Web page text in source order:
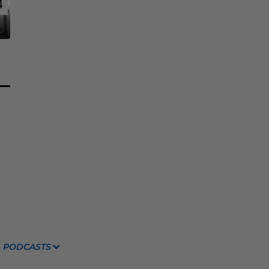
PODCASTS